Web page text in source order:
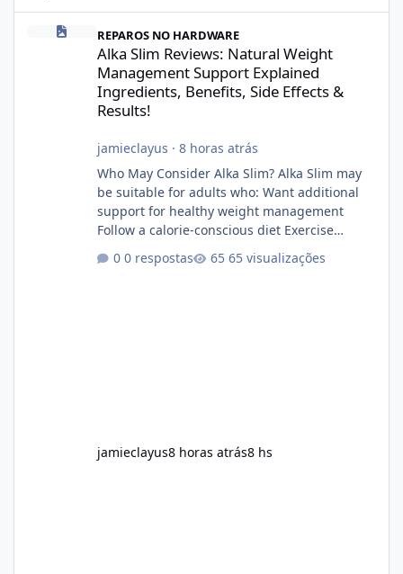
Alka Slim Reviews: Natural Weight Management Support
REPAROS NO HARDWARE
Alka Slim Reviews: Natural Weight
Management Support Explained
Ingredients, Benefits, Side Effects &
Results!
jamieclayus · 8 horas atrás
Who May Consider Alka Slim? Alka Slim may
be suitable for adults who: Want additional
support for healthy weight management
Follow a calorie-conscious diet Exercise
plant-based ingredients Want to complement
0 respostas 65 visualizações
jamieclayus8 horas atrás8 hs